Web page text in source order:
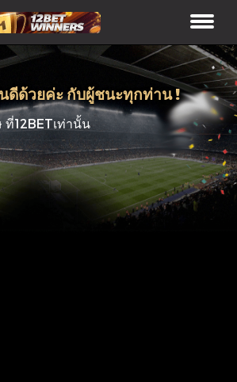
ดีด้วยค่ะ กับผู้ชนะทุกท่าน !
ที่12BETเท่านั้น